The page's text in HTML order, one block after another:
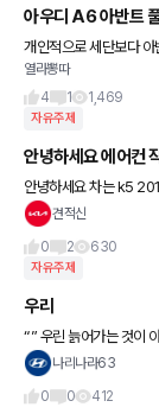
아우디 A6 아반트
개인적으로 세단보다
시승기는 오토트레이더
는 소비
열라뽕따
4
1 1,469
자유주제
안녕하세요 에어컨
안녕하세요 차는 k5
컨을 틀었는데 몇 분 후
견적신
0
2 630
자유주제
우리
나리나라63
0
0 412